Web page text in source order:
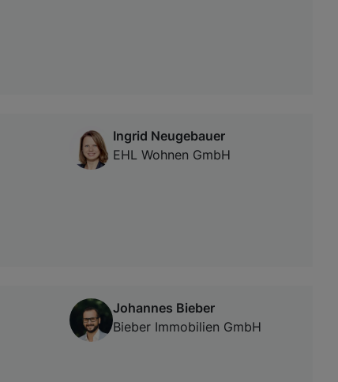
Ingrid Neugebauer
EHL Wohnen GmbH
Johannes Bieber
Bieber Immobilien GmbH